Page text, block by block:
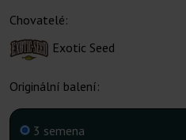
Chovatelé:
Exotic Seed
Originální balení:
3 semena